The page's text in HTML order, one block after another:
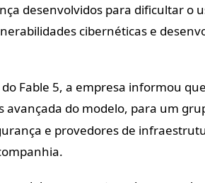
desenvolvidos para dificultar o
cibernéticas e
Fable 5, a empresa informou
avançada do modelo, para um
e provedores de